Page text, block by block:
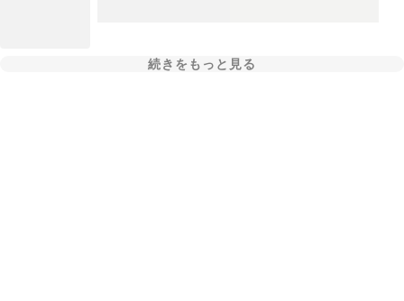
続きをもっと見る